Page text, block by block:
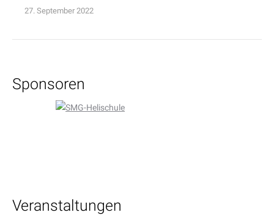
27. September 2022
Sponsoren
Veranstaltungen